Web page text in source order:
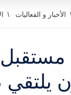
الأخبار و الفعاليات